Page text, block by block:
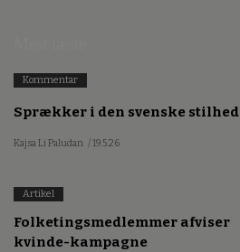
Kommentar
Sprækker i den svenske stilhed
Kajsa Li Paludan / 19.5.26
Artikel
Folketingsmedlemmer afviser
kvinde-kampagne